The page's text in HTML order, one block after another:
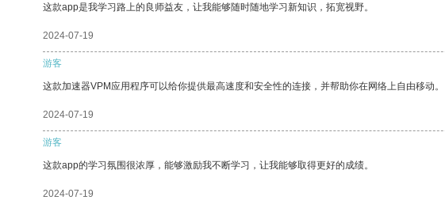
这款app是我学习路上的良师益友，让我能够随时随地学习新知识，拓宽视野。
2024-07-19
游客
这款加速器VPM应用程序可以给你提供最高速度和安全性的连接，并帮助你在网络上自由移动。
2024-07-19
游客
这款app的学习氛围很浓厚，能够激励我不断学习，让我能够取得更好的成绩。
2024-07-19